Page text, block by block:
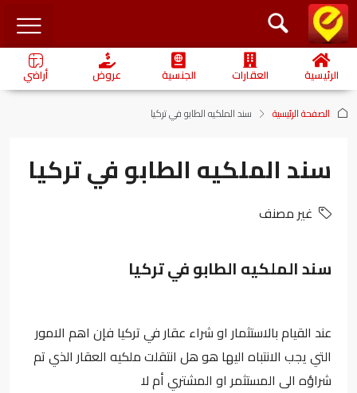
الرئيسية العقارات الجنسية عروض أراضي
الصفحة الرئيسية سند الملكيه الطابو في تركيا
سند الملكيه الطابو في تركيا
غير مصنف
سند الملكيه الطابو في تركيا
عند القيام بالاستثمار او شراء عقار في تركيا فإن اهم الامور
التي يجب الانتباه اليها هو هل انتقلت ملكيه العقار الذي تم
شراؤه الى المستثمر او المشتري أم لا